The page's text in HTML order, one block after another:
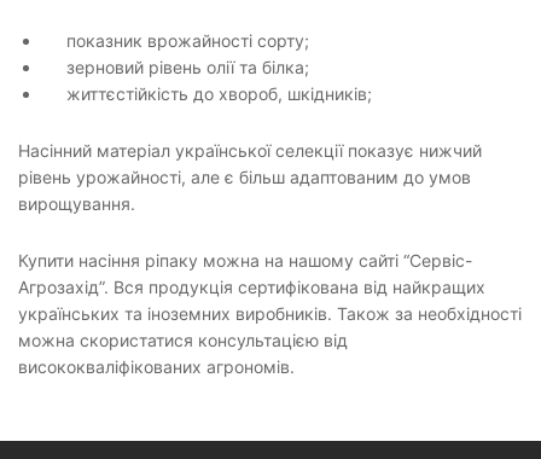
показник врожайності сорту;
зерновий рівень олії та білка;
життєстійкість до хвороб, шкідників;
Насінний матеріал української селекції показує нижчий
рівень урожайності, але є більш адаптованим до умов
вирощування.
Купити насіння ріпаку можна на нашому сайті “Сервіс-
Агрозахід”. Вся продукція сертифікована від найкращих
українських та іноземних виробників. Також за необхідності
можна скористатися консультацією від
висококваліфікованих агрономів.